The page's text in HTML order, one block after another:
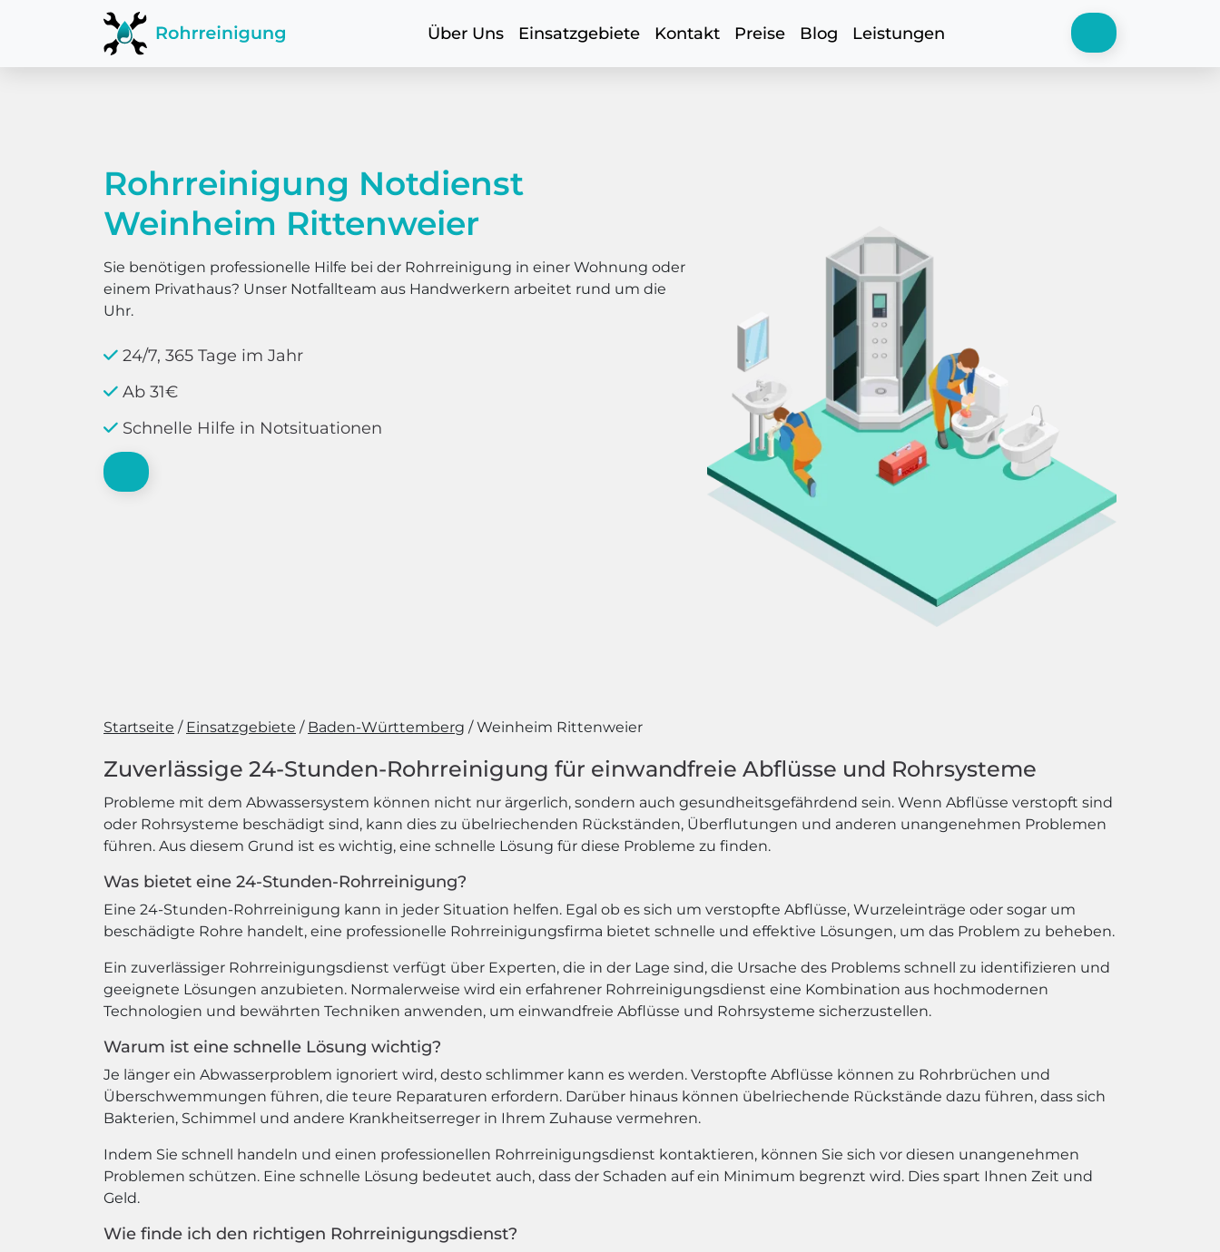
Über Uns Einsatzgebiete Kontakt Preise Blog Leistungen
Rohrreinigung Notdienst
Weinheim Rittenweier
Sie benötigen professionelle Hilfe bei der Rohrreinigung in einer Wohnung oder
einem Privathaus? Unser Notfallteam aus Handwerkern arbeitet rund um die
Uhr.
24/7, 365 Tage im Jahr
Ab 31€
Schnelle Hilfe in Notsituationen
Startseite Einsatzgebiete Baden-Württemberg Weinheim Rittenweier
Zuverlässige 24-Stunden-Rohrreinigung für einwandfreie Abflüsse und Rohrsysteme
Probleme mit dem Abwassersystem können nicht nur ärgerlich, sondern auch gesundheitsgefährdend sein. Wenn Abflüsse verstopft sind
oder Rohrsysteme beschädigt sind, kann dies zu übelriechenden Rückständen, Überflutungen und anderen unangenehmen Problemen
führen. Aus diesem Grund ist es wichtig, eine schnelle Lösung für diese Probleme zu finden.
Was bietet eine 24-Stunden-Rohrreinigung?
Eine 24-Stunden-Rohrreinigung kann in jeder Situation helfen. Egal ob es sich um verstopfte Abflüsse, Wurzeleinträge oder sogar um
beschädigte Rohre handelt, eine professionelle Rohrreinigungsfirma bietet schnelle und effektive Lösungen, um das Problem zu beheben.
Ein zuverlässiger Rohrreinigungsdienst verfügt über Experten, die in der Lage sind, die Ursache des Problems schnell zu identifizieren und
geeignete Lösungen anzubieten. Normalerweise wird ein erfahrener Rohrreinigungsdienst eine Kombination aus hochmodernen
Technologien und bewährten Techniken anwenden, um einwandfreie Abflüsse und Rohrsysteme sicherzustellen.
Warum ist eine schnelle Lösung wichtig?
Je länger ein Abwasserproblem ignoriert wird, desto schlimmer kann es werden. Verstopfte Abflüsse können zu Rohrbrüchen und
Überschwemmungen führen, die teure Reparaturen erfordern. Darüber hinaus können übelriechende Rückstände dazu führen, dass sich
Bakterien, Schimmel und andere Krankheitserreger in Ihrem Zuhause vermehren.
Indem Sie schnell handeln und einen professionellen Rohrreinigungsdienst kontaktieren, können Sie sich vor diesen unangenehmen
Problemen schützen. Eine schnelle Lösung bedeutet auch, dass der Schaden auf ein Minimum begrenzt wird. Dies spart Ihnen Zeit und
Geld.
Wie finde ich den richtigen Rohrreinigungsdienst?